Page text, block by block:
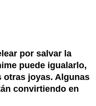
por salvar la
puede igualarlo,
otras joyas. Algunas
convirtiendo en